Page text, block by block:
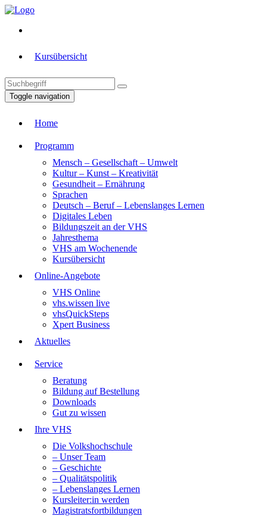
Kursübersicht
Toggle navigation
Home
Programm
Mensch – Gesellschaft – Umwelt
Kultur – Kunst – Kreativität
Gesundheit – Ernährung
Sprachen
Deutsch – Beruf – Lebenslanges Lernen
Digitales Leben
Bildungszeit an der VHS
Jahresthema
VHS am Wochenende
Kursübersicht
Online-Angebote
VHS Online
vhs.wissen live
vhsQuickSteps
Xpert Business
Aktuelles
Service
Beratung
Bildung auf Bestellung
Downloads
Gut zu wissen
Ihre VHS
Die Volkshochschule
– Unser Team
– Geschichte
– Qualitätspolitik
– Lebenslanges Lernen
Kursleiter:in werden
Magistratsfortbildungen